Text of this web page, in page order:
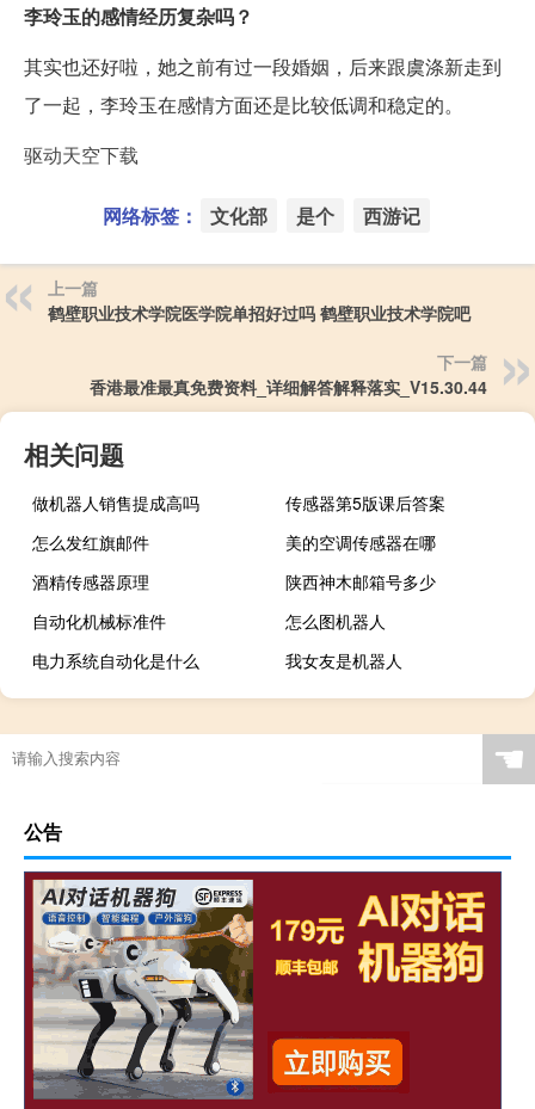
李玲玉的感情经历复杂吗？
其实也还好啦，她之前有过一段婚姻，后来跟虞涤新走到
了一起，李玲玉在感情方面还是比较低调和稳定的。
驱动天空下载
网络标签： 文化部 是个 西游记
上一篇
鹤壁职业技术学院医学院单招好过吗 鹤壁职业技术学院吧
下一篇
香港最准最真免费资料_详细解答解释落实_V15.30.44
相关问题
做机器人销售提成高吗
传感器第5版课后答案
怎么发红旗邮件
美的空调传感器在哪
酒精传感器原理
陕西神木邮箱号多少
自动化机械标准件
怎么图机器人
电力系统自动化是什么
我女友是机器人
☚
公告